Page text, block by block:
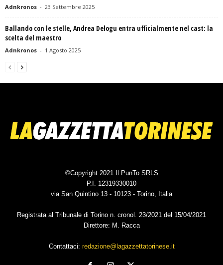
Adnkronos - 23 Settembre 2025
Ballando con le stelle, Andrea Delogu entra ufficialmente nel cast: la
scelta del maestro
Adnkronos - 1 Agosto 2025
©Copyright 2021 Il PunTo SRLS
P.I. 12319330010
via San Quintino 13 - 10123 - Torino, Italia
Registrata al Tribunale di Torino n. cronol. 23/2021 del 15/04/2021
Direttore: M. Racca
Contattaci: redazione@lagazzettatorinese.it